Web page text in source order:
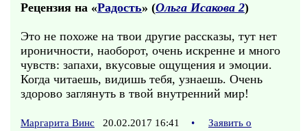
Рецензия на «Радость» (Ольга Исакова 2)
Это не похоже на твои другие рассказы, тут нет
ироничности, наоборот, очень искренне и много
чувств: запахи, вкусовые ощущения и эмоции.
Когда читаешь, видишь тебя, узнаешь. Очень
здорово заглянуть в твой внутренний мир!
Маргарита Винс 20.02.2017 16:41 •
Заявить о